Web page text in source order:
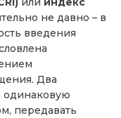
не давно – в
введения
Два
одинаковую
передавать